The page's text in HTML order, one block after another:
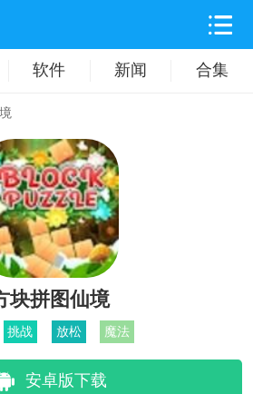
软件 新闻 合集
格斗 休闲益智
对战 音乐舞蹈
养成
块拼图仙境
挑战 放松 魔法
安卓版下载